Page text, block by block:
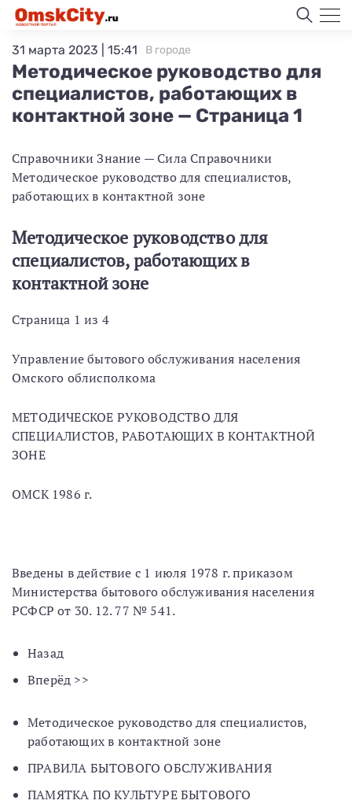
Методическое руководство для
специалистов, работающих в
контактной зоне — Страница 1
31 марта 2023 | 15:41 В городе
Справочники Знание — Сила Справочники
Методическое руководство для специалистов,
работающих в контактной зоне
Методическое руководство для
специалистов, работающих в
контактной зоне
Страница 1 из 4
Управление бытового обслуживания населения
Омского облисполкома
МЕТОДИЧЕСКОЕ РУКОВОДСТВО ДЛЯ
СПЕЦИАЛИСТОВ, РАБОТАЮЩИХ В КОНТАКТНОЙ
ЗОНЕ
ОМСК 1986 г.
Введены в действие с 1 июля 1978 г. приказом
Министерства бытового обслуживания населения
РСФСР от 30. 12. 77 № 541.
Назад
Вперёд >>
Методическое руководство для специалистов,
работающих в контактной зоне
ПРАВИЛА БЫТОВОГО ОБСЛУЖИВАНИЯ
ПАМЯТКА ПО КУЛЬТУРЕ БЫТОВОГО